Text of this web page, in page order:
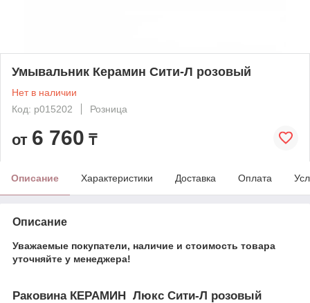
Умывальник Керамин Сити-Л розовый
Нет в наличии
Код: p015202
Розница
от 6 760 ₸
Описание Характеристики Доставка Оплата
Описание
Уважаемые покупатели, наличие и стоимость товара
уточняйте у менеджера!
Раковина КЕРАМИН Люкс Сити-Л розовый